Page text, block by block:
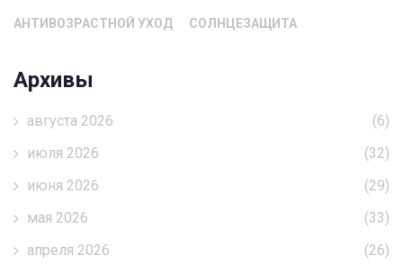
АНТИВОЗРАСТНОЙ УХОД СОЛНЦЕЗАЩИТА
Архивы
августа 2026
(6)
июля 2026
(32)
июня 2026
(29)
мая 2026
(33)
апреля 2026
(26)